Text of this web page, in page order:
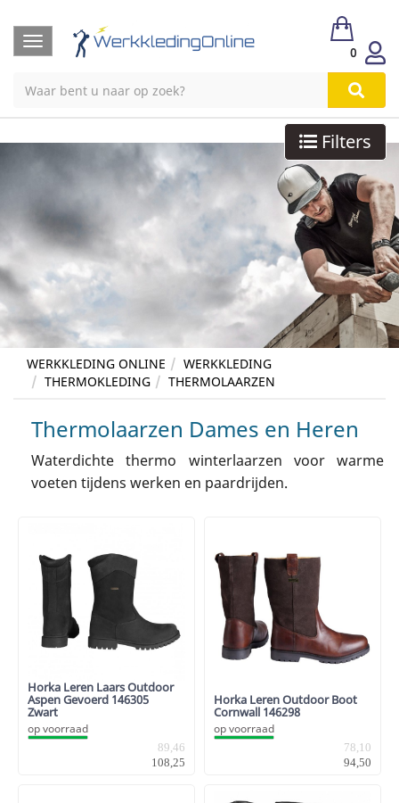
Toggle
navigation
0
WERKKLEDING ONLINE
WERKKLEDING
THERMOKLEDING
THERMOLAARZEN
Filters
Thermolaarzen Dames en Heren
Waterdichte thermo winterlaarzen voor warme
voeten tijdens werken en paardrijden.
Horka Leren Laars Outdoor
Aspen Gevoerd 146305
Zwart
op voorraad
89,46
108,25
Horka Leren Outdoor Boot
Cornwall 146298
op voorraad
78,10
94,50